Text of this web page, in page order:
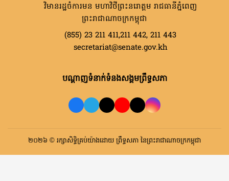
វិមានរដ្ឋចំការមន មហាវិថីព្រះនរោត្តម រាជធានីភ្នំពេញ
ព្រះរាជាណាចក្រកម្ពុជា
(855) 23 211 411,211 442, 211 443
secretariat@senate.gov.kh
បណ្តាញទំនាក់ទំនងសង្គមព្រឹទ្ធសភា
២០២៦ © រក្សាសិទ្ធិគ្រប់យ៉ាងដោយ ព្រឹទ្ធសភា នៃព្រះរាជាណាចក្រកម្ពុជា